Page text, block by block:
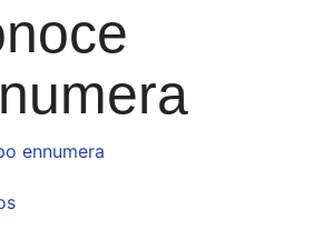
ennumera